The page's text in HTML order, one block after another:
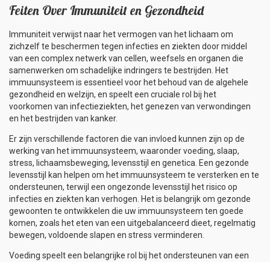
Feiten Over Immuniteit en Gezondheid
Immuniteit verwijst naar het vermogen van het lichaam om
zichzelf te beschermen tegen infecties en ziekten door middel
van een complex netwerk van cellen, weefsels en organen die
samenwerken om schadelijke indringers te bestrijden. Het
immuunsysteem is essentieel voor het behoud van de algehele
gezondheid en welzijn, en speelt een cruciale rol bij het
voorkomen van infectieziekten, het genezen van verwondingen
en het bestrijden van kanker.
Er zijn verschillende factoren die van invloed kunnen zijn op de
werking van het immuunsysteem, waaronder voeding, slaap,
stress, lichaamsbeweging, levensstijl en genetica. Een gezonde
levensstijl kan helpen om het immuunsysteem te versterken en te
ondersteunen, terwijl een ongezonde levensstijl het risico op
infecties en ziekten kan verhogen. Het is belangrijk om gezonde
gewoonten te ontwikkelen die uw immuunsysteem ten goede
komen, zoals het eten van een uitgebalanceerd dieet, regelmatig
bewegen, voldoende slapen en stress verminderen.
Voeding speelt een belangrijke rol bij het ondersteunen van een